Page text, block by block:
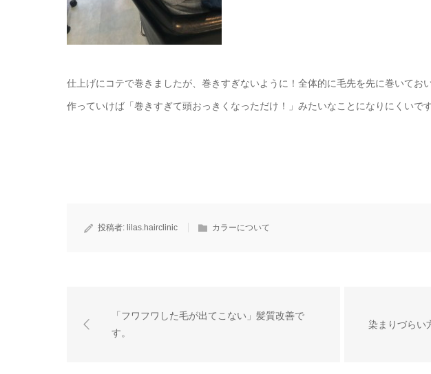
仕上げにコテで巻きましたが、巻きすぎないように！全体的に毛先を先に巻いてお
作っていけば「巻きすぎて頭おっきくなっただけ！」みたいなことになりにくいです
投稿者: lilas.hairclinic カラーについて
「フワフワした毛が出てこない」髪質改善で
す。
染まりづらい